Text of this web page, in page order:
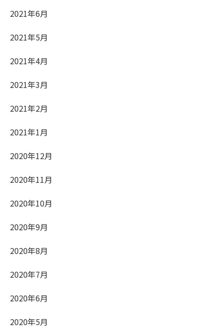
2021年6月
2021年5月
2021年4月
2021年3月
2021年2月
2021年1月
2020年12月
2020年11月
2020年10月
2020年9月
2020年8月
2020年7月
2020年6月
2020年5月